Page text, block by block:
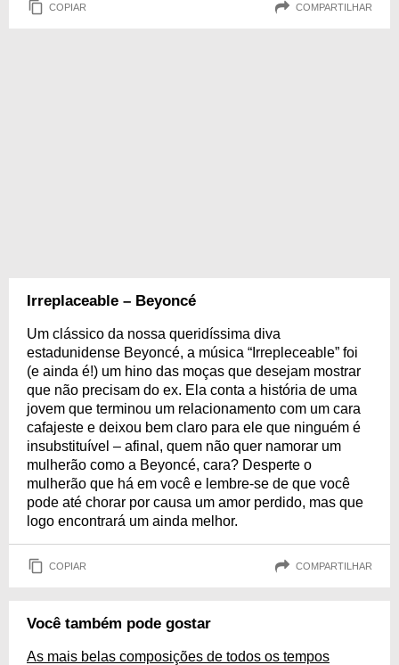
COPIAR COMPARTILHAR
Irreplaceable – Beyoncé
Um clássico da nossa queridíssima diva
estadunidense Beyoncé, a música “Irrepleceable” foi
(e ainda é!) um hino das moças que desejam mostrar
que não precisam do ex. Ela conta a história de uma
jovem que terminou um relacionamento com um cara
cafajeste e deixou bem claro para ele que ninguém é
insubstituível – afinal, quem não quer namorar um
mulherão como a Beyoncé, cara? Desperte o
mulherão que há em você e lembre-se de que você
pode até chorar por causa um amor perdido, mas que
logo encontrará um ainda melhor.
COPIAR COMPARTILHAR
Você também pode gostar
As mais belas composições de todos os tempos